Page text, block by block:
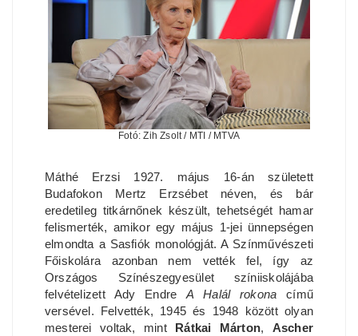
Fotó: Zih Zsolt / MTI / MTVA
Máthé Erzsi 1927. május 16-án született
Budafokon Mertz Erzsébet néven, és bár
eredetileg titkárnőnek készült, tehetségét hamar
felismerték, amikor egy május 1-jei ünnepségen
elmondta a Sasfiók monológját. A Színművészeti
Főiskolára azonban nem vették fel, így az
Országos Színészegyesület színiiskolájába
felvételizett Ady EndreA Halál rokona című
versével. Felvették, 1945 és 1948 között olyan
mesterei voltak, mint Rátkai Márton, Ascher